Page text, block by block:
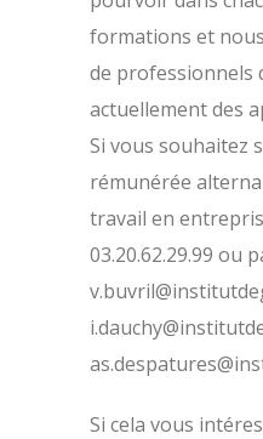
formations et
de professionnels
actuellement des
Si vous souhaitez
rémunérée
travail en
03.20.62.29.99 ou
Si cela vous